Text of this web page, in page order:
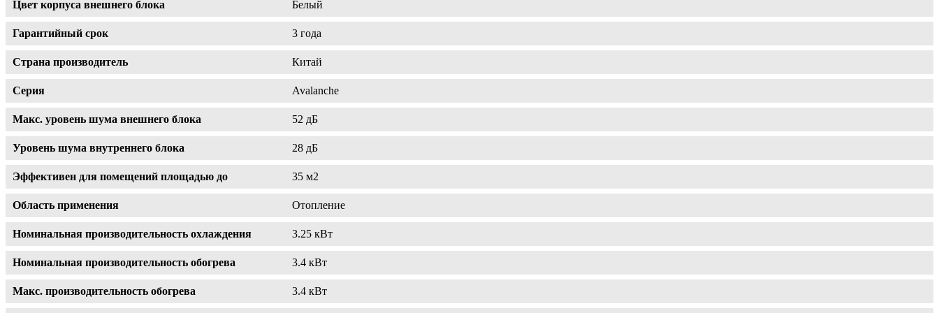
Цвет корпуса внешнего блока Белый
Гарантийный срок 3 года
Страна производитель Китай
Серия Avalanche
Макс. уровень шума внешнего блока 52 дБ
Уровень шума внутреннего блока 28 дБ
Эффективен для помещений площадью до 35 м2
Область применения Отопление
Номинальная производительность охлаждения 3.25 кВт
Номинальная производительность обогрева 3.4 кВт
Макс. производительность обогрева 3.4 кВт